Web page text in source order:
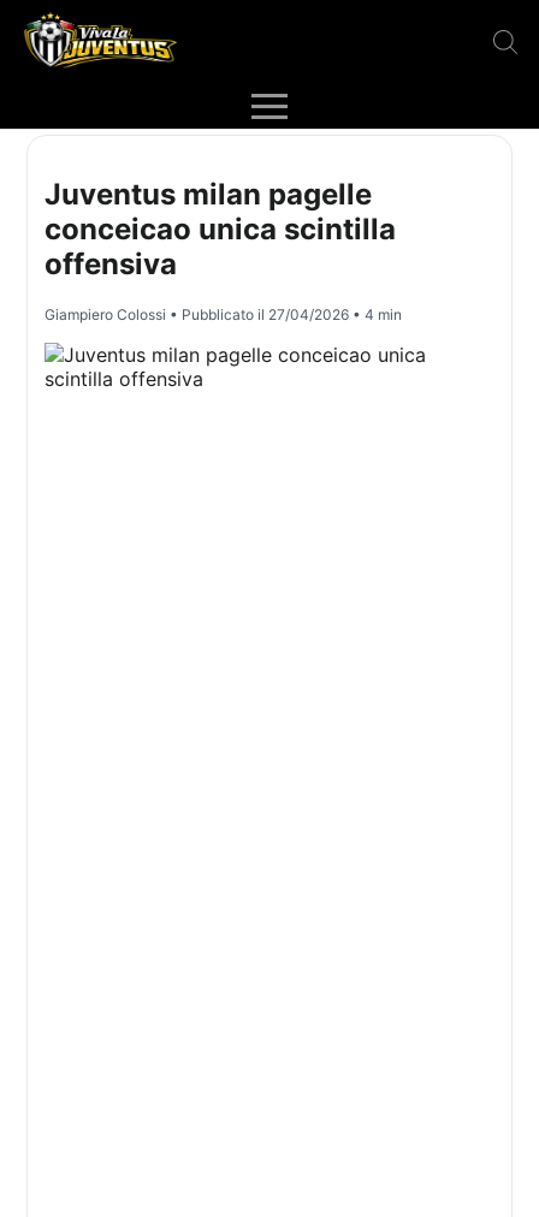
Juventus milan pagelle
conceicao unica scintilla
offensiva
Giampiero Colossi • Pubblicato il 27/04/2026 • 4 min